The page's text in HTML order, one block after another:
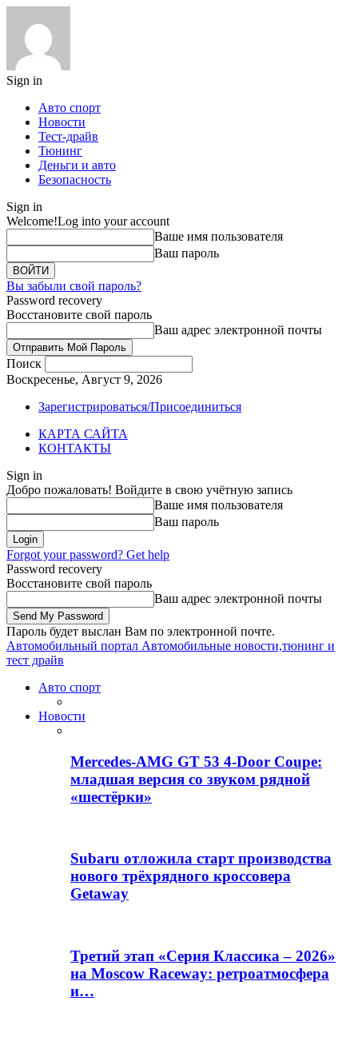
Sign in
Авто спорт
Новости
Тест-драйв
Тюнинг
Деньги и авто
Безопасность
Sign in
Welcome!Log into your account
Ваше имя пользователя
Ваш пароль
Вы забыли свой пароль?
Password recovery
Восстановите свой пароль
Ваш адрес электронной почты
Поиск
Воскресенье, Август 9, 2026
Зарегистрироваться/Присоединиться
КАРТА САЙТА
КОНТАКТЫ
Sign in
Добро пожаловать! Войдите в свою учётную запись
Ваше имя пользователя
Ваш пароль
Forgot your password? Get help
Password recovery
Восстановите свой пароль
Ваш адрес электронной почты
Пароль будет выслан Вам по электронной почте.
Автомобильный портал Автомобильные новости,тюнинг и
тест драйв
Авто спорт
Новости
Mercedes-AMG GT 53 4-Door Coupe:
младшая версия со звуком рядной
«шестёрки»
Subaru отложила старт производства
нового трёхрядного кроссовера
Getaway
Третий этап «Серия Классика – 2026»
на Moscow Raceway: ретроатмосфера
и…